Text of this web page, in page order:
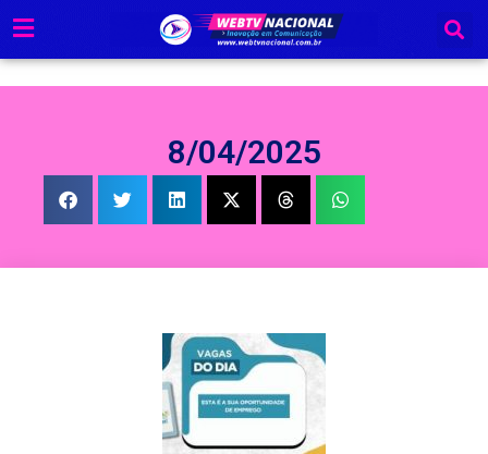
para
o
conteúdo
8/04/2025